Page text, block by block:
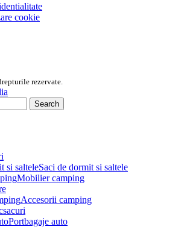
cookie
rezervate.
Search
Saci de dormit si saltele
Mobilier camping
Accesorii camping
Portbagaje auto